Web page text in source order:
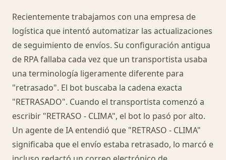
Recientemente trabajamos con una empresa de
logística que intentó automatizar las actualizaciones
de seguimiento de envíos. Su configuración antigua
de RPA fallaba cada vez que un transportista usaba
una terminología ligeramente diferente para
"retrasado". El bot buscaba la cadena exacta
"RETRASADO". Cuando el transportista comenzó a
escribir "RETRASO - CLIMA", el bot lo pasó por alto.
Un agente de IA entendió que "RETRASO - CLIMA"
significaba que el envío estaba retrasado, lo marcó e